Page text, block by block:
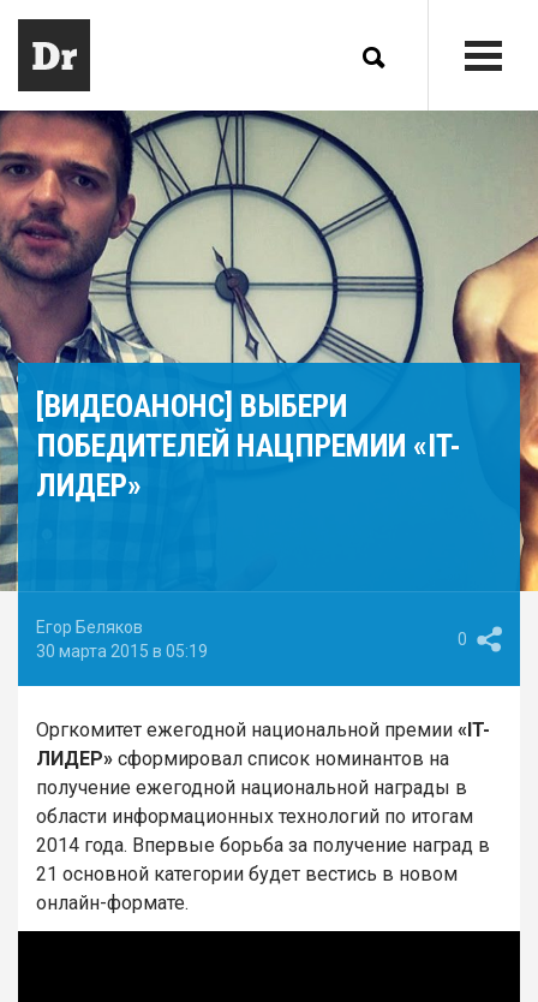
[ВИДЕОАНОНС] ВЫБЕРИ
ПОБЕДИТЕЛЕЙ НАЦПРЕМИИ «IT-
ЛИДЕР»
Егор Беляков
30 марта 2015 в 05:19
0
Оргкомитет ежегодной национальной премии «IT-
ЛИДЕР» сформировал список номинантов на
получение ежегодной национальной награды в
области информационных технологий по итогам
2014 года. Впервые борьба за получение наград в
21 основной категории будет вестись в новом
онлайн-формате.